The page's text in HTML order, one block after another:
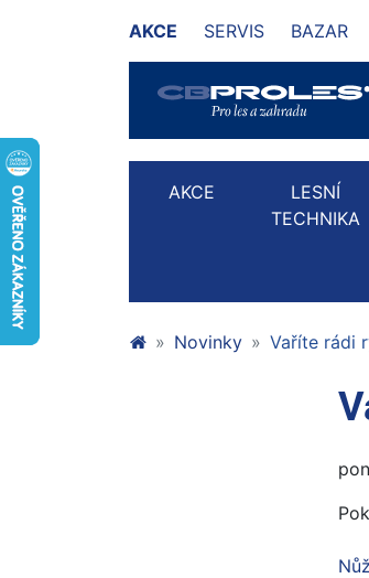
AKCE SERVIS BAZAR
AKCE
LESNÍ
TECHNIKA
Novinky Vaříte rádi